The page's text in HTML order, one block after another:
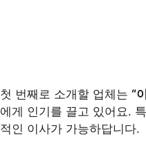
첫 번째로 소개할 업체는 “
에게 인기를 끌고 있어요.
적인 이사가 가능하답니다.